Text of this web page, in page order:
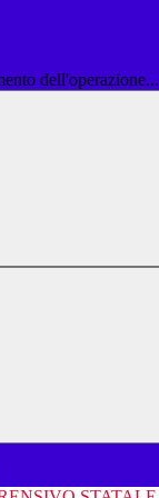
dell'operazione...